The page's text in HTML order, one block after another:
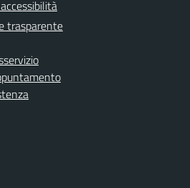
trasparente